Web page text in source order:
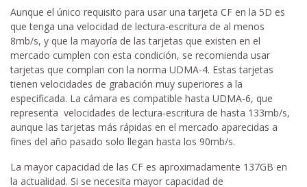
Aunque el único requisito para usar una tarjeta CF en la 5D es
que tenga una velocidad de lectura-escritura de al menos
8mb/s, y que la mayoría de las tarjetas que existen en el
mercado cumplen con esta condición, se recomienda usar
tarjetas que complan con la norma UDMA-4. Estas tarjetas
tienen velocidades de grabación muy superiores a la
especificada. La cámara es compatible hasta UDMA-6, que
representa velocidades de lectura-escritura de hasta 133mb/s,
aunque las tarjetas más rápidas en el mercado aparecidas a
fines del año pasado solo llegan hasta los 90mb/s.
La mayor capacidad de las CF es aproximadamente 137GB en
la actualidad. Si se necesita mayor capacidad de